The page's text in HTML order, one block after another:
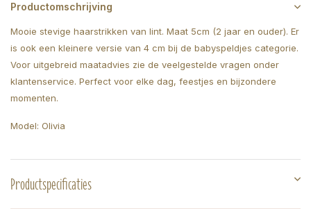
Productomschrijving
Mooie stevige haarstrikken van lint. Maat 5cm (2 jaar en ouder). Er
is ook een kleinere versie van 4 cm bij de babyspeldjes categorie.
Voor uitgebreid maatadvies zie de veelgestelde vragen onder
klantenservice. Perfect voor elke dag, feestjes en bijzondere
momenten.
Model: Olivia
Productspecificaties